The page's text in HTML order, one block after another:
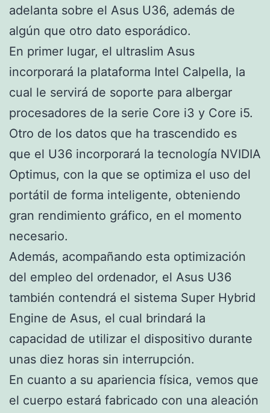
adelanta sobre el Asus U36, además de
algún que otro dato esporádico.
En primer lugar, el ultraslim Asus
incorporará la plataforma Intel Calpella, la
cual le servirá de soporte para albergar
procesadores de la serie Core i3 y Core i5.
Otro de los datos que ha trascendido es
que el U36 incorporará la tecnología NVIDIA
Optimus, con la que se optimiza el uso del
portátil de forma inteligente, obteniendo
gran rendimiento gráfico, en el momento
necesario.
Además, acompañando esta optimización
del empleo del ordenador, el Asus U36
también contendrá el sistema Super Hybrid
Engine de Asus, el cual brindará la
capacidad de utilizar el dispositivo durante
unas diez horas sin interrupción.
En cuanto a su apariencia física, vemos que
el cuerpo estará fabricado con una aleación